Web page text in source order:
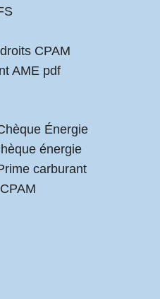
CPAM
AME pdf
Énergie
énergie
carburant